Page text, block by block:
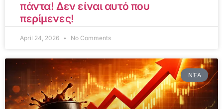
πάντα! Δεν είναι αυτό που
περίμενες!
April 24, 2026 No Comments
ΝΈΑ